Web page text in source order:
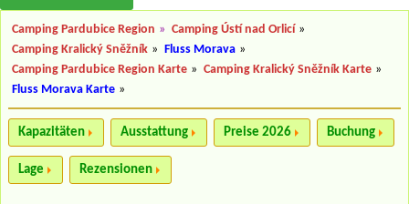
Camping Pardubice Region » Camping Ústí nad Orlicí »
Camping Kralický Sněžník » Fluss Morava »
Camping Pardubice Region Karte » Camping Kralický Sněžník Karte »
Fluss Morava Karte »
Kapazitäten Ausstattung Preise 2026 Buchung
Lage Rezensionen